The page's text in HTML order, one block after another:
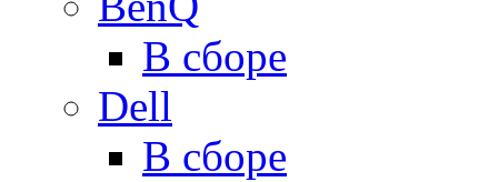
В сборе
Dell
В сборе